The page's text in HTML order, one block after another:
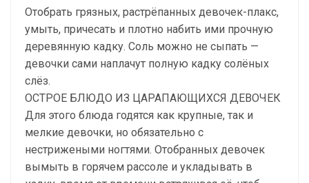
Отобрать грязных, растрёпанных девочек-плакс,
умыть, причесать и плотно набить ими прочную
деревянную кадку. Соль можно не сыпать —
девочки сами наплачут полную кадку солёных
слёз.
ОСТРОЕ БЛЮДО ИЗ ЦАРАПАЮЩИХСЯ ДЕВОЧЕК
Для этого блюда годятся как крупные, так и
мелкие девочки, но обязательно с
нестрижеными ногтями. Отобранных девочек
вымыть в горячем рассоле и укладывать в